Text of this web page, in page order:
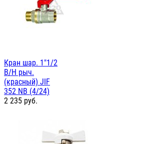
Кран шар. 1"1/2
В/Н рыч.
(красный) JIF
352 NB (4/24)
2 235 руб.